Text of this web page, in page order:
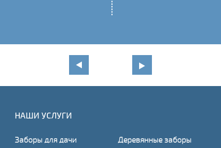
НАШИ УСЛУГИ
Заборы для дачи
Деревянные заборы